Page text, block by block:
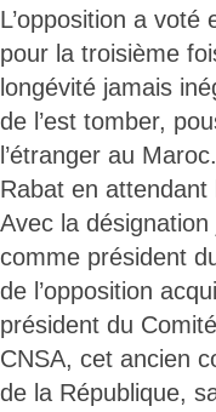
L’opposition a
pour la troisième
longévité jamais
de l’est tomber,
l’étranger au
Rabat en
Avec la
comme président
de l’opposition
président du
CNSA, cet ancien
de la République,